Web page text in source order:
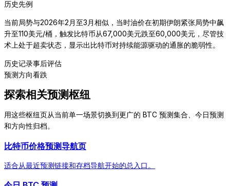
历史先例
当前局势与2026年2月至3月相似，当时油价在初期伊朗紧张局势中飙
升至110美元/桶，触发比特币从67,000美元跌至60,000美元，尽管技
术上处于超卖状态，显示出比特币对持续能源驱动的通胀的脆弱性。
历史记录事后评估
预测方向看跌
探索相关预测枢纽
用这些枢纽页从当前单一场景切换到更广的 BTC 预测集合、今日预测
和方向性归档。
比特币价格预测导航页
适合从最近预测链接和存档导航开始的总入口。